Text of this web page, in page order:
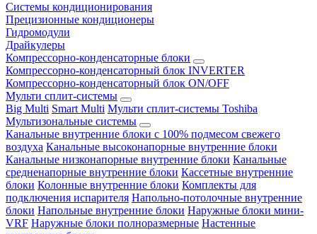
Системы кондиционирования
Прецизионные кондиционеры
Гидромодули
Драйкулеры
Компрессорно-конденсаторные блоки
Компрессорно-конденсаторный блок INVERTER
Компрессорно-конденсаторный блок ON/OFF
Мульти сплит-системы
Big Multi Smart Multi Мульти сплит-системы Toshiba
Мультизональные системы
Канальные внутренние блоки с 100% подмесом свежего
воздуха Канальные высоконапорные внутренние блоки
Канальные низконапорные внутренние блоки Канальные
средненапорные внутренние блоки Кассетные внутренние
блоки Колонные внутренние блоки Комплекты для
подключения испарителя Напольно-потолочные внутренние
блоки Напольные внутренние блоки Наружные блоки мини-
VRF Наружные блоки полноразмерные Настенные